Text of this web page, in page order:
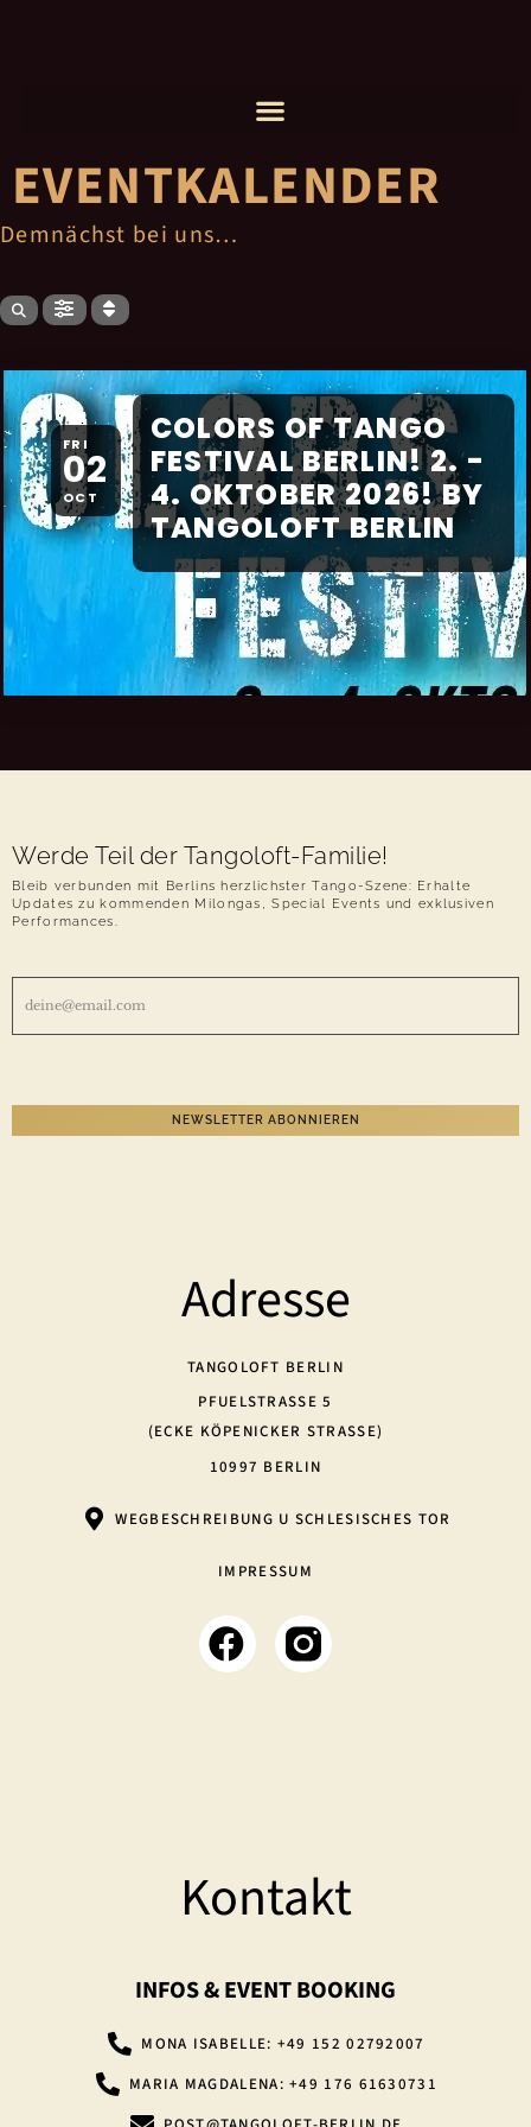
Inhalt
EVENTKALENDER
Demnächst bei uns…
FRI
02
OCT
COLORS OF TANGO
FESTIVAL BERLIN! 2. -
4. OKTOBER 2026! BY
TANGOLOFT BERLIN
Werde Teil der Tangoloft-Familie!
Bleib verbunden mit Berlins herzlichster Tango-Szene: Erhalte
Updates zu kommenden Milongas, Special Events und exklusiven
Performances.
NEWSLETTER ABONNIEREN
Adresse
TANGOLOFT BERLIN
PFUELSTRASSE 5
(ECKE KÖPENICKER STRASSE)
10997 BERLIN
WEGBESCHREIBUNG U SCHLESISCHES TOR
IMPRESSUM
F
a
c
Kontakt
INFOS & EVENT BOOKING
MONA ISABELLE: +49 152 02792007
MARIA MAGDALENA: +49 176 61630731